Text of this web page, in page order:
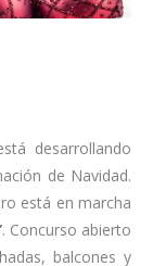
desarrollando
de Navidad.
está en marcha
. Concurso abierto
balcones y